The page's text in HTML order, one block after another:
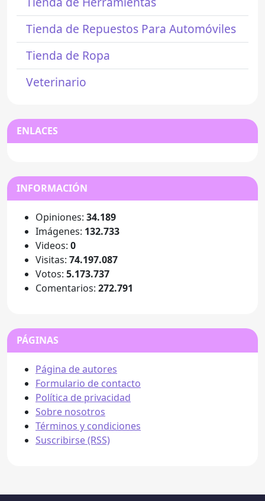
Tienda de Repuestos Para Automóviles
Tienda de Ropa
Veterinario
ENLACES
INFORMACIÓN
Opiniones: 34.189
Imágenes: 132.733
Videos: 0
Visitas: 74.197.087
Votos: 5.173.737
Comentarios: 272.791
PÁGINAS
Página de autores
Formulario de contacto
Política de privacidad
Sobre nosotros
Términos y condiciones
Suscribirse (RSS)